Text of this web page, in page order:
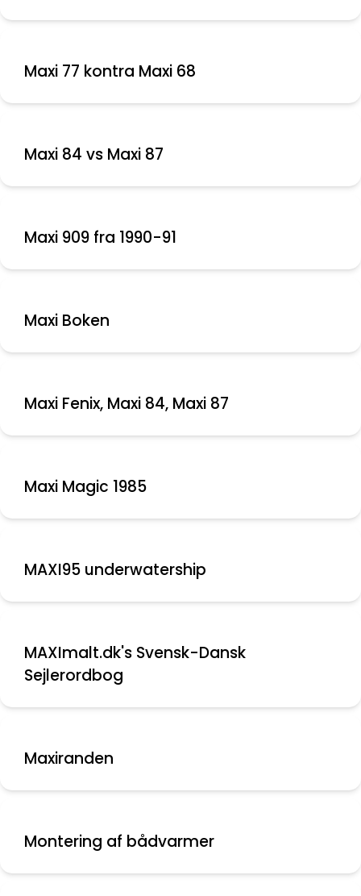
Maxi 77 kontra Maxi 68
Maxi 84 vs Maxi 87
Maxi 909 fra 1990-91
Maxi Boken
Maxi Fenix, Maxi 84, Maxi 87
Maxi Magic 1985
MAXI95 underwatership
MAXImalt.dk's Svensk-Dansk
Sejlerordbog
Maxiranden
Montering af bådvarmer